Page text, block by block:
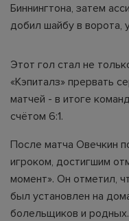
Биннингтона, затем
добил шайбу в ворота,
Этот гол стал не
«Кэпиталз» прервать
матчей - в итоге
счётом 6:1.
После матча Овечкин
игроком, достигшим
момент». Он отметил,
был установлен на
болельщиков и родных.